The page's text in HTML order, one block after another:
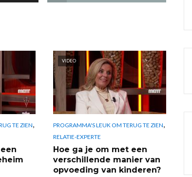
TE ZIEN,
VIDEO
PROGRAMMA'S LEUK OM TERUG TE ZIEN,
RELATIE-EXPERTE
Hoe ga je om met een
verschillende manier van
opvoeding van kinderen?